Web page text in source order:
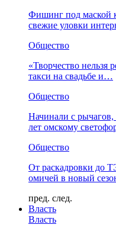
Фишинг под маской
свежие уловки
Общество
«Творчество нельзя
такси на свадьбе и…
Общество
Начинали с
лет омскому
Общество
От раскадровки до
омичей в новый
пред. след.
Власть
Власть